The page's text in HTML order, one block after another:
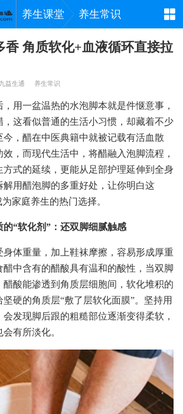
养生课堂 养生常识
香 角质软化+血液循环直接拉
益生通 养生常识
用一盆温热的水泡脚本就是件惬意事，
，这看似普通的生活小习惯，却藏着不少
今，醋在中医典籍中就被记载有活血散
，而现代生活中，将醋融入泡脚流程，
方式的延续，更能从足部护理延伸到全身
解用醋泡脚的多重好处，让你明白这
家庭养生的热门选择。
的“软化剂”：还双脚细腻触感
身体重量，加上鞋袜摩擦，容易形成厚重
醋中含有的醋酸具有温和的酸性，当双脚
醋酸能渗透到角质层细胞间，软化堆积的
硬的角质层“敷了层软化面膜”。坚持用
发现脚后跟的粗糙部位逐渐变得柔软，
有所淡化。